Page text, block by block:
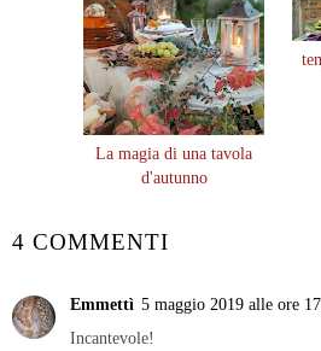
La magia di una tavola
d'autunno
4 COMMENTI
Emmettì 5 maggio 2019 alle ore
Incantevole!